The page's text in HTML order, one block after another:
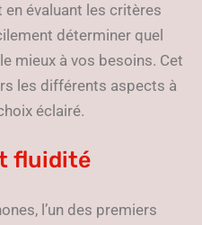
évaluant les critères
déterminer quel
mieux à vos besoins. Cet
les différents aspects à
éclairé.
fluidité
l’un des premiers